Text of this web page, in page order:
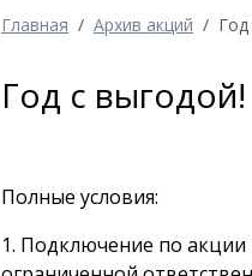
Главная / Архив акций /
Год с выгодой!
Полные условия:
1. Подключение по акции